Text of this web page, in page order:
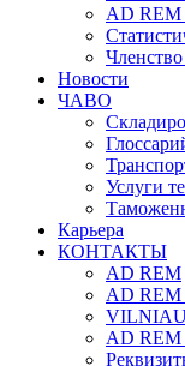
AD REM
Новости
ЧАВО
Услуги
Карьера
КОНТАКТЫ
AD REM
AD REM
AD REM